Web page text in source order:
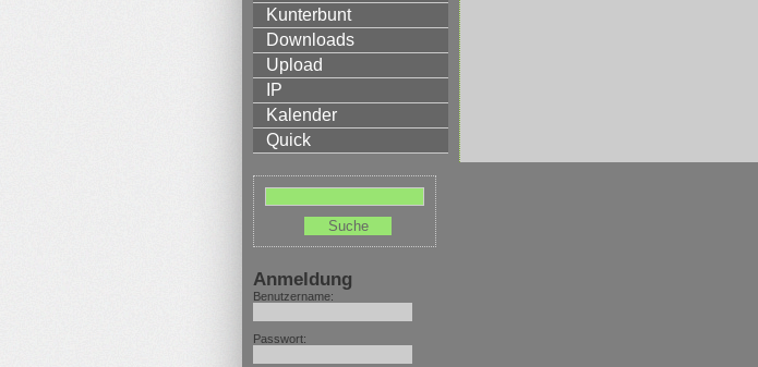
Kunterbunt
Downloads
Upload
IP
Kalender
Quick
Anmeldung
Benutzername:
Passwort: